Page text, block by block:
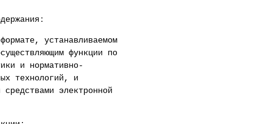
устанавливаемом
функции по
и нормативно-
технологий, и
электронной